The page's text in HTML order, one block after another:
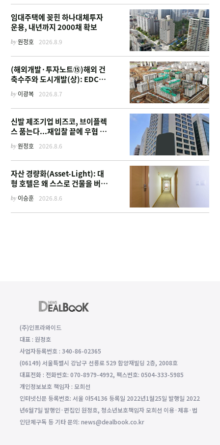
임대주택에 꽂힌 하나대체투자
운용, 내년까지 2000채 확보
by원정호 2026.8.9
(해외개발·투자노트⑮)해외 건
축수주와 도시개발(상): EDCF
부터 계열사 진출 위한 복합시설
까지
by 이광복 2026.8.7
신발 제조기업 비즈코, 브이플렉
스 품는다...재입찰 끝에 우협 선
정
by원정호 2026.8.6
자산 경량화(Asset-Light): 대
형 호텔은 왜 스스로 건물을 버리
고 '이름'만 팔기 시작했을까
by 이승훈 2026.8.6
(주)인프라와이드
대표 : 원정호
사업자등록번호 : 340-86-02365
(06149) 서울특별시 강남구 선릉로 529 함양재빌딩 2층, 2008호
대표전화 : 전화번호: 070-8979-4992, 팩스번호: 0504-333-5985
개인정보보호 책임자 : 모희선
인터넷신문 등록번호: 서울 아54136 등록일 2022년1월25일 발행일 2022
년6월7일 발행인·편집인 원정호, 청소년보호책임자 모희선 이용·제휴·법
인단체구독 등 기타 문의: news@dealbook.co.kr